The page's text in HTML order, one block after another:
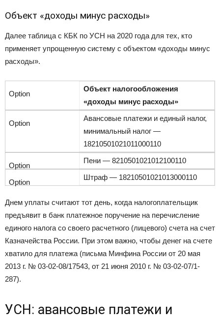
Объект «доходы минус расходы»
Далее таблица с КБК по УСН на 2020 года для тех, кто
применяет упрощенную систему с объектом «доходы минус
расходы».
Объект налогообложения
«доходы минус расходы»
Авансовые платежи и единый налог,
минимальный налог —
18210501021011000110
Пени — 8210501021012100110
Штраф — 18210501021013000110
Днем уплаты считают тот день, когда налогоплательщик
предъявит в банк платежное поручение на перечисление
единого налога со своего расчетного (лицевого) счета на счет
Казначейства России. При этом важно, чтобы денег на счете
хватило для платежа (письма Минфина России от 20 мая
2013 г. № 03-02-08/17543, от 21 июня 2010 г. № 03-02-07/1-
287).
УСН: авансовые платежи и